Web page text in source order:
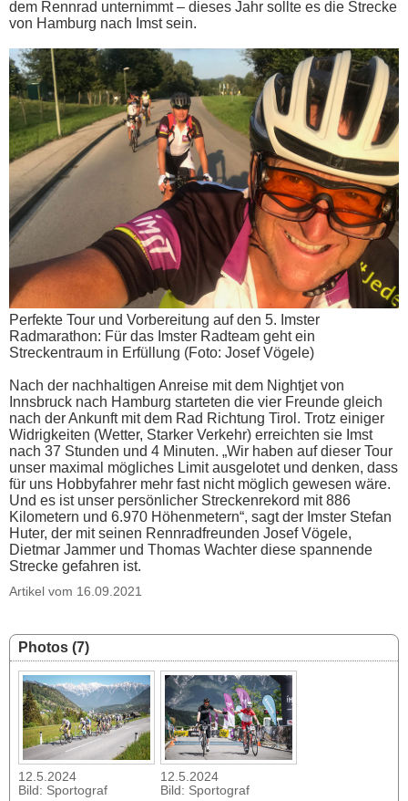
dem Rennrad unternimmt – dieses Jahr sollte es die Strecke
von Hamburg nach Imst sein.
Perfekte Tour und Vorbereitung auf den 5. Imster
Radmarathon: Für das Imster Radteam geht ein
Streckentraum in Erfüllung (Foto: Josef Vögele)
Nach der nachhaltigen Anreise mit dem Nightjet von
Innsbruck nach Hamburg starteten die vier Freunde gleich
nach der Ankunft mit dem Rad Richtung Tirol. Trotz einiger
Widrigkeiten (Wetter, Starker Verkehr) erreichten sie Imst
nach 37 Stunden und 4 Minuten. „Wir haben auf dieser Tour
unser maximal mögliches Limit ausgelotet und denken, dass
für uns Hobbyfahrer mehr fast nicht möglich gewesen wäre.
Und es ist unser persönlicher Streckenrekord mit 886
Kilometern und 6.970 Höhenmetern“, sagt der Imster Stefan
Huter, der mit seinen Rennradfreunden Josef Vögele,
Dietmar Jammer und Thomas Wachter diese spannende
Strecke gefahren ist.
Artikel vom 16.09.2021
Photos (7)
12.5.2024
Bild: Sportograf
12.5.2024
Bild: Sportograf